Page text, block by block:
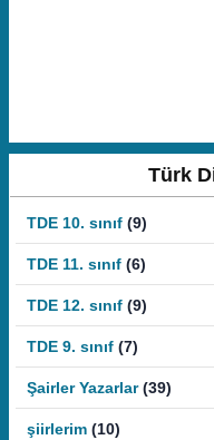
Türk
TDE 10. sınıf (9)
TDE 11. sınıf (6)
TDE 12. sınıf (9)
TDE 9. sınıf (7)
Şairler Yazarlar (39)
şiirlerim (10)